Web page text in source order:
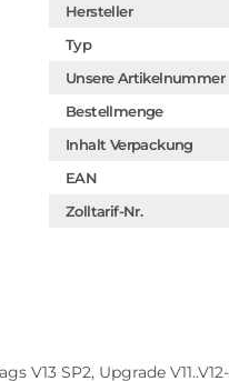
Hersteller
Typ
Unsere Artikelnummer
Bestellmenge
Inhalt Verpackung
EAN
Zolltarif-Nr.
V13 SP2, Upgrade